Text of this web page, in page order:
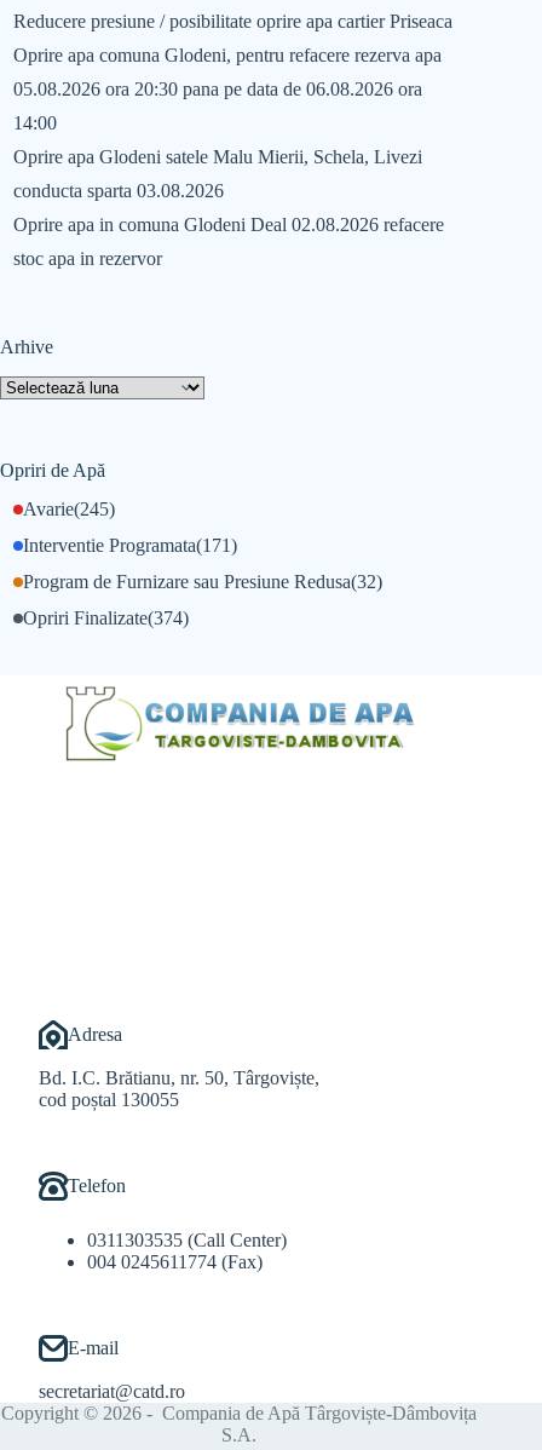
Reducere presiune / posibilitate oprire apa cartier Priseaca
Oprire apa comuna Glodeni, pentru refacere rezerva apa
05.08.2026 ora 20:30 pana pe data de 06.08.2026 ora
14:00
Oprire apa Glodeni satele Malu Mierii, Schela, Livezi
conducta sparta 03.08.2026
Oprire apa in comuna Glodeni Deal 02.08.2026 refacere
stoc apa in rezervor
Arhive
Opriri de Apă
Avarie(245)
Interventie Programata(171)
Opriri Finalizate(374)
Program de Furnizare sau Presiune Redusa(32)
Adresa
Bd. I.C. Brătianu, nr. 50, Târgoviște,
cod poștal 130055
Telefon
0311303535 (Call Center)
004 0245611774 (Fax)
E-mail
secretariat@catd.ro
Copyright © 2026 - Compania de Apă Târgoviște-Dâmbovița
S.A.